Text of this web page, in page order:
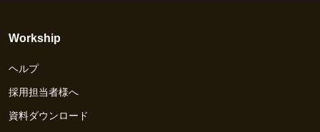
Workship
ヘルプ
採用担当者様へ
資料ダウンロード